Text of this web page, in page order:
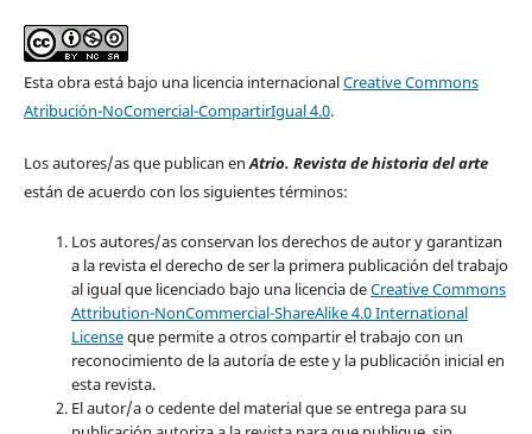
Esta obra está bajo una licencia internacionalCreative Commons
Atribución-NoComercial-CompartirIgual 4.0.
Los autores/as que publican enAtrio. Revista de historia del arte
están de acuerdo con los siguientes términos:
Los autores/as conservan los derechos de autor y garantizan
a la revista el derecho de ser la primera publicación del trabajo
al igual que licenciado bajo una licencia deCreative Commons
Attribution-NonCommercial-ShareAlike 4.0 International
Licenseque permite a otros compartir el trabajo con un
reconocimiento de la autoría de este y la publicación inicial en
esta revista.
El autor/a o cedente del material que se entrega para su